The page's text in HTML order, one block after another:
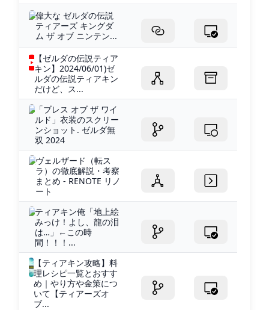
偉大な ゼルダの伝説
ティアーズ キングダ
ム ザ オブ ニンテン...
【ゼルダの伝説ティア
キン】2024/06/01)ゼ
ルダの伝説ティアキン
だけど、ス...
「ブレス オブ ザ ワイ
ルド」衣装のスクリー
ンショット. ゼルダ無
双 2024
ヴェルザード（転ス
ラ）の徹底解説・考察
まとめ - RENOTE リノ
ート
ティアキン俺「地上絵
みっけ！よし、龍の泪
は…」←この時
間！！！...
【ティアキン攻略】料
理レシピ一覧とおすす
め｜やり方や金策につ
いて【ティアーズオ
ブ...